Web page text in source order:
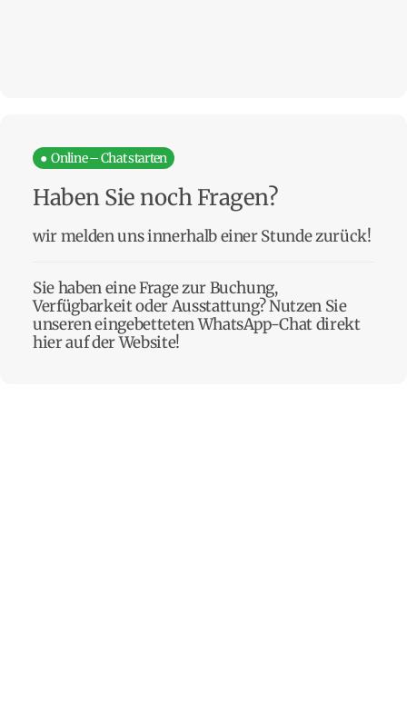
● Online – Chat starten
Haben Sie noch Fragen?
wir melden uns innerhalb einer Stunde zurück!
Sie haben eine Frage zur Buchung,
Verfügbarkeit oder Ausstattung? Nutzen Sie
unseren eingebetteten WhatsApp-Chat direkt
hier auf der Website!